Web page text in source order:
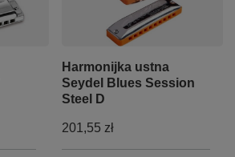
Harmonijka ustna
Seydel Blues Session
Steel D
201,55 zł